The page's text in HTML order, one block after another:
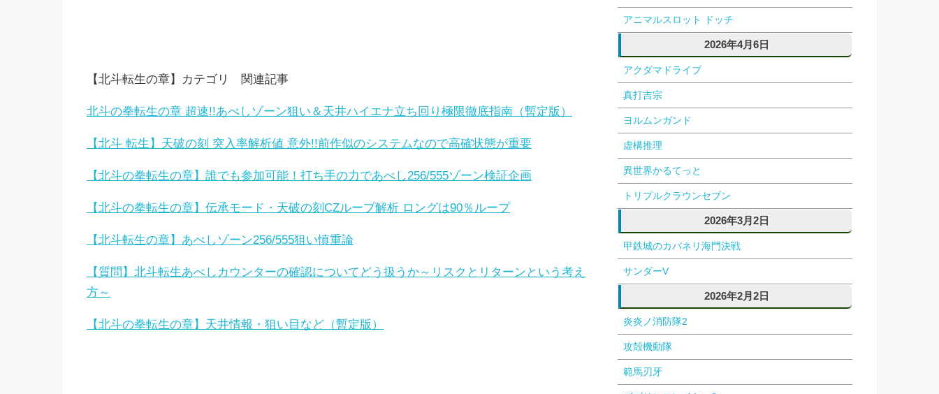
【北斗転生の章】カテゴリ 関連記事
北斗の拳転生の章 超速!!あべしゾーン狙い＆天井ハイエナ立ち回り極限徹底指南（暫定版）
【北斗 転生】天破の刻 突入率解析値 意外!!前作似のシステムなので高確状態が重要
【北斗の拳転生の章】誰でも参加可能！打ち手の力であべし256/555ゾーン検証企画
【北斗の拳転生の章】伝承モード・天破の刻CZループ解析 ロングは90％ループ
【北斗転生の章】あべしゾーン256/555狙い慎重論
【質問】北斗転生あべしカウンターの確認についてどう扱うか～リスクとリターンという考え
方～
【北斗の拳転生の章】天井情報・狙い目など（暫定版）
アニマルスロット ドッチ
2026年4月6日
アクダマドライブ
真打吉宗
ヨルムンガンド
虚構推理
異世界かるてっと
トリプルクラウンセブン
2026年3月2日
甲鉄城のカバネリ海門決戦
サンダーV
2026年2月2日
炎炎ノ消防隊2
攻殻機動隊
範馬刃牙